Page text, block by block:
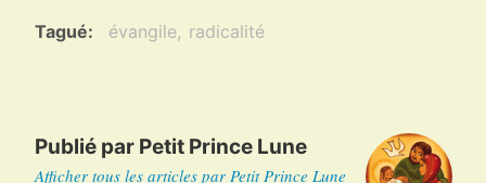
Tagué évangile radicalité
Publié par Petit Prince Lune
Afficher tous les articles par Petit Prince Lune